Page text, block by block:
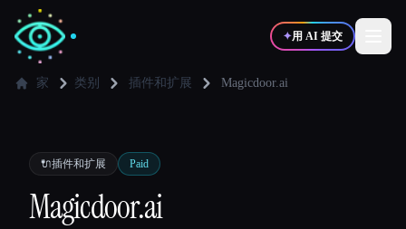
✦用 AI 提交
💻 开发者
家 类别 插件和扩展 Magicdoor.ai
🔌插件和扩展 Paid
Magicdoor.ai